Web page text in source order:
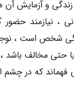
و آزمایش آن ها
، نیازمند حضور
شخص است ،
حتی مخالف باشد ،
که در چشم